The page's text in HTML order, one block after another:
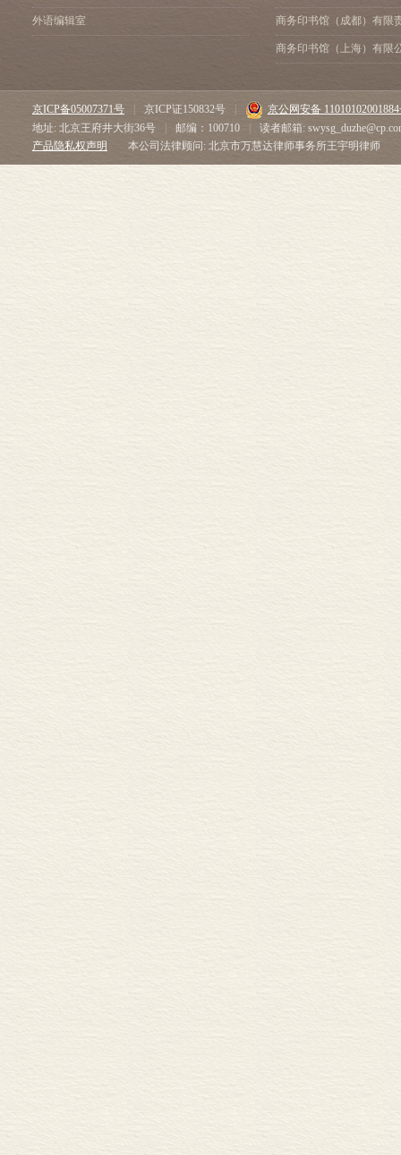
外语编辑室 商务印书馆（成都）有限
商务印书馆（上海）有限
京ICP备05007371号 京ICP证150832号
京公网安备
地址: 北京王府井大街36号
邮编：100710
读者邮箱:
产品隐私权声明
本公司法律顾问: 北京市万慧达律师事务所王宇明律师